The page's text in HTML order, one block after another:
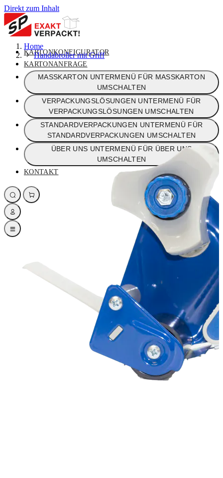
Direkt zum Inhalt
KARTONKONFIGURATOR
KARTONANFRAGE
MASSKARTON UNTERMENÜ FÜR MASSKARTON
UMSCHALTEN
VERPACKUNGSLÖSUNGEN UNTERMENÜ FÜR
VERPACKUNGSLÖSUNGEN UMSCHALTEN
STANDARDVERPACKUNGEN UNTERMENÜ FÜR
STANDARDVERPACKUNGEN UMSCHALTEN
ÜBER UNS UNTERMENÜ FÜR ÜBER UNS
UMSCHALTEN
KONTAKT
Home
Handabroller mit Griff